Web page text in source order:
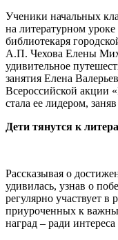
Ученики начальных
на литературном
библиотекаря
А.П. Чехова Елены
удивительное
занятия Елена
Всероссийской акции
стала ее лидером,
Дети тянутся к
Рассказывая о
удивилась, узнав о
регулярно участвует в
приуроченных к
наград – ради